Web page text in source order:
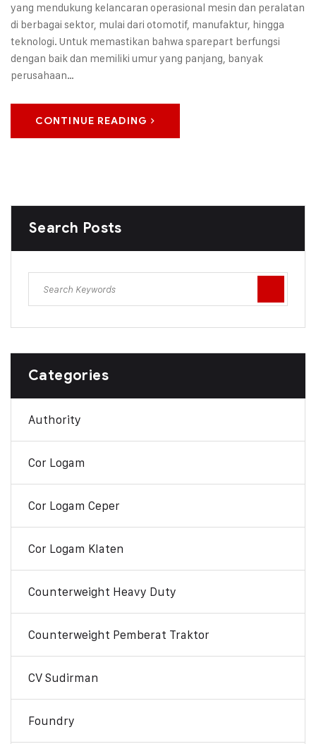
yang mendukung kelancaran operasional mesin dan peralatan
di berbagai sektor, mulai dari otomotif, manufaktur, hingga
teknologi. Untuk memastikan bahwa sparepart berfungsi
dengan baik dan memiliki umur yang panjang, banyak
perusahaan…
CONTINUE READING
Search Posts
Categories
Authority
Cor Logam
Cor Logam Ceper
Cor Logam Klaten
Counterweight Heavy Duty
Counterweight Pemberat Traktor
CV Sudirman
Foundry